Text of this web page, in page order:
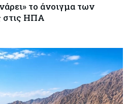
το άνοιγμα των
στις ΗΠΑ